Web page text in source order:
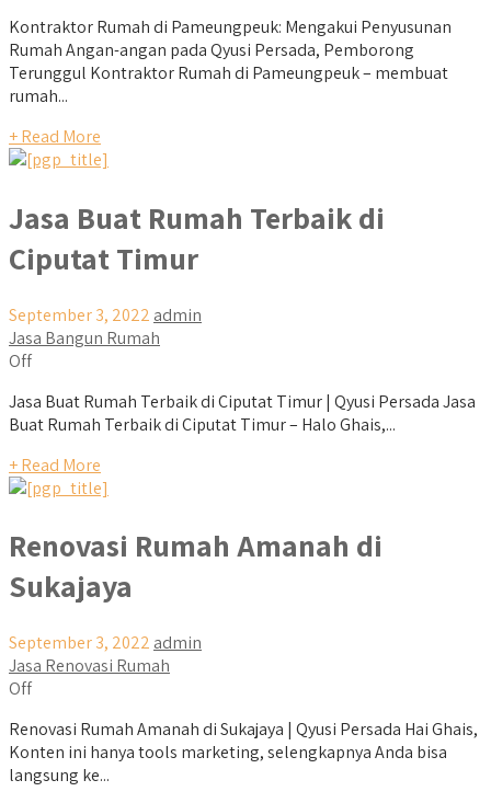
Kontraktor Rumah di Pameungpeuk: Mengakui Penyusunan
Rumah Angan-angan pada Qyusi Persada, Pemborong
Terunggul Kontraktor Rumah di Pameungpeuk – membuat
rumah...
+ Read More
Jasa Buat Rumah Terbaik di
Ciputat Timur
September 3, 2022 admin
Jasa Bangun Rumah
Off
Jasa Buat Rumah Terbaik di Ciputat Timur | Qyusi Persada Jasa
Buat Rumah Terbaik di Ciputat Timur – Halo Ghais,...
+ Read More
Renovasi Rumah Amanah di
Sukajaya
September 3, 2022 admin
Jasa Renovasi Rumah
Off
Renovasi Rumah Amanah di Sukajaya | Qyusi Persada Hai Ghais,
Konten ini hanya tools marketing, selengkapnya Anda bisa
langsung ke...